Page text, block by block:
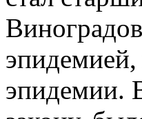
эпидемии.